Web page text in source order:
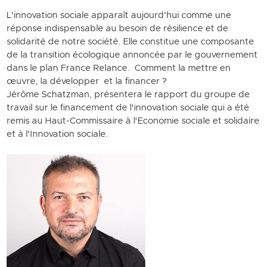
L'innovation sociale apparaît aujourd'hui comme une
réponse indispensable au besoin de résilience et de
solidarité de notre société. Elle constitue une composante
de la transition écologique annoncée par le gouvernement
dans le plan France Relance. Comment la mettre en
œuvre, la développer et la financer ?
Jérôme Schatzman, présentera le rapport du groupe de
travail sur le financement de l'innovation sociale qui a été
remis au Haut-Commissaire à l'Economie sociale et solidaire
et à l'Innovation sociale.